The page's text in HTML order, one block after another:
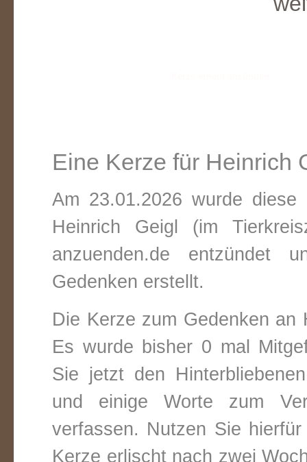
Eine Kerze für Heinrich
Am 23.01.2026 wurde
Heinrich Geigl (im
anzuenden.de entzündet
Gedenken erstellt.
Die Kerze zum Gedenken an
Es wurde bisher 0 mal
Sie jetzt den
und einige Worte zum
verfassen. Nutzen Sie
Kerze erlischt nach zwei